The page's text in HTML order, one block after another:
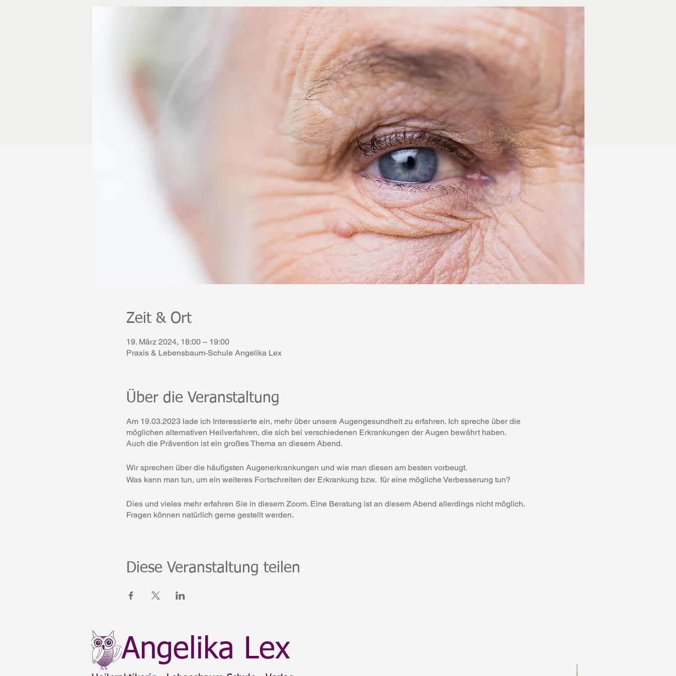
Zeit & Ort
19. März 2024, 18:00 – 19:00
Praxis & Lebensbaum-Schule Angelika Lex
Über die Veranstaltung
Am 19.03.2023 lade ich Interessierte ein, mehr über unsere Augengesundheit zu erfahren. Ich spreche über die
möglichen alternativen Heilverfahren, die sich bei verschiedenen Erkrankungen der Augen bewährt haben.
Auch die Prävention ist ein großes Thema an diesem Abend.
Wir sprechen über die häufigsten Augenerkrankungen und wie man diesen am besten vorbeugt.
Was kann man tun, um ein weiteres Fortschreiten der Erkrankung bzw. für eine mögliche Verbesserung tun?
Dies und vieles mehr erfahren Sie in diesem Zoom. Eine Beratung ist an diesem Abend allerdings nicht möglich.
Fragen können natürlich gerne gestellt werden.
Viele Grüße
Angelika Lex
Diese Veranstaltung teilen
Angelika Lex